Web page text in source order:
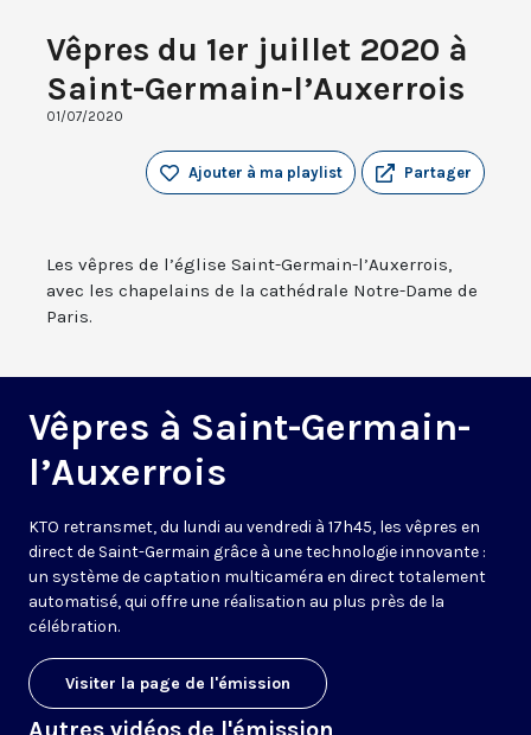
Vêpres du 1er juillet 2020 à
Saint-Germain-l’Auxerrois
01/07/2020
Partager
Ajouter à ma playlist
Les vêpres de l’église Saint-Germain-l’Auxerrois,
avec les chapelains de la cathédrale Notre-Dame de
Paris.
Vêpres à Saint-Germain-
l’Auxerrois
KTO retransmet, du lundi au vendredi à 17h45, les vêpres en
direct de Saint-Germain grâce à une technologie innovante :
un système de captation multicaméra en direct totalement
automatisé, qui offre une réalisation au plus près de la
célébration.
Visiter la page de l'émission